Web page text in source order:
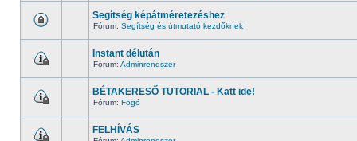
Segítség képátméretezéshez
Fórum: Segítség és útmutató kezdőknek
Instant délután
Fórum: Adminrendszer
BÉTAKERESŐ TUTORIAL - Katt ide!
Fórum: Fogó
FELHÍVÁS